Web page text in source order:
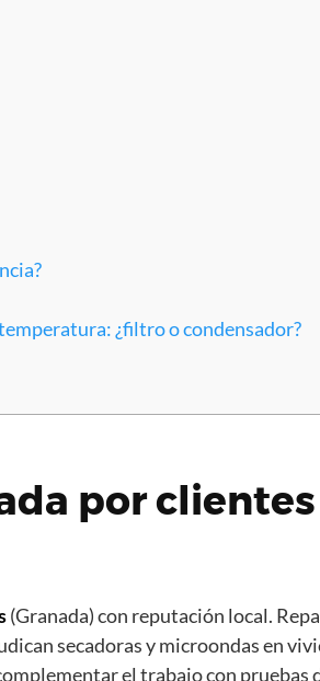
¿filtro o condensador?
por clientes
(Granada) con reputación local.
secadoras y microondas en
el trabajo con pruebas